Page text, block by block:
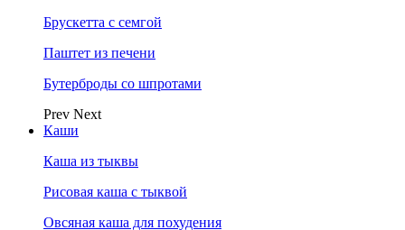
Брускетта с семгой
Паштет из печени
Бутерброды со шпротами
Prev Next
Каши
Каша из тыквы
Рисовая каша с тыквой
Овсяная каша для похудения